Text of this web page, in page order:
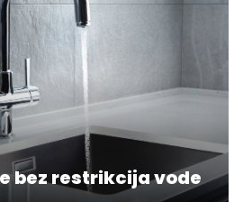
bez restrikcija vode